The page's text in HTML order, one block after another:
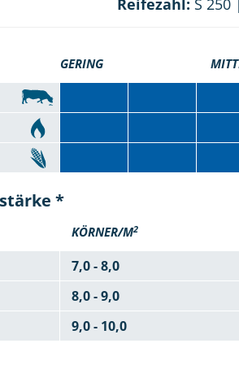
Reifezahl: S 250
GERING
*
KÖRNER/M2
7,0 - 8,0
8,0 - 9,0
9,0 - 10,0